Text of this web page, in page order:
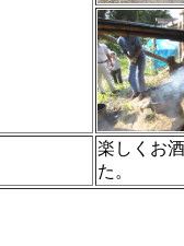
楽しくお
た。